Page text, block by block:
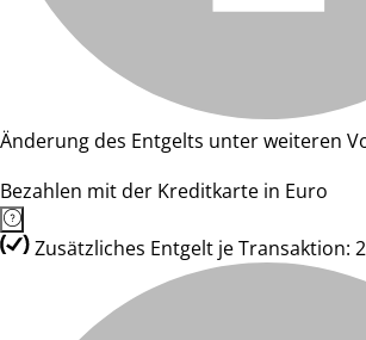
Änderung des Entgelts unter weiteren
Bezahlen mit der Kreditkarte in Euro
Zusätzliches Entgelt je Transaktion: